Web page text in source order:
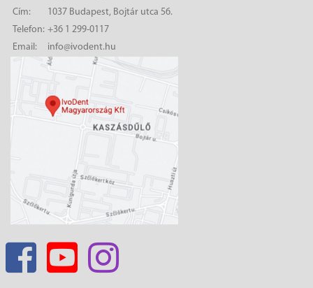
Cím:
1037 Budapest, Bojtár utca 56.
Telefon: +36 1 299-0117
Email:
info@ivodent.hu